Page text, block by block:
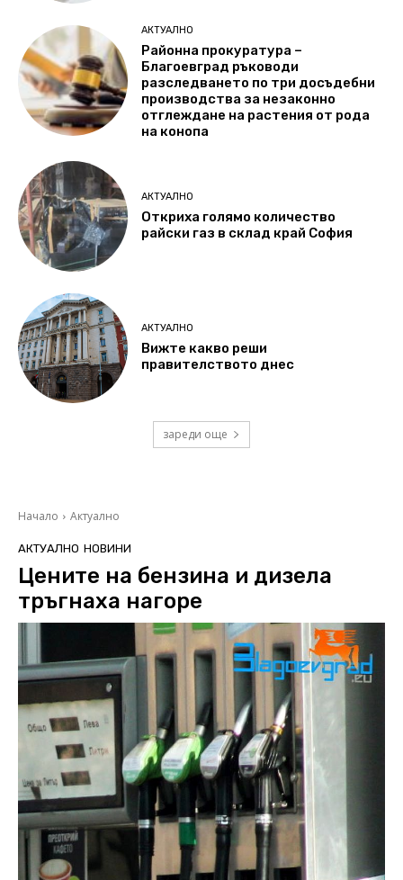
АКТУАЛНО
Районна прокуратура –
Благоевград ръководи
разследването по три досъдебни
производства за незаконно
отглеждане на растения от рода
на конопа
АКТУАЛНО
Откриха голямо количество
райски газ в склад край София
АКТУАЛНО
Вижте какво реши
правителството днес
зареди още